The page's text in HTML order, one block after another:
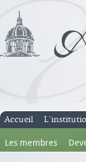
Accueil
Les membres